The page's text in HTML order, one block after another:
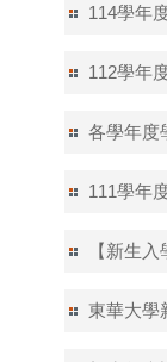
114學年
112學年
各學年度
111學年
【新生
東華大學